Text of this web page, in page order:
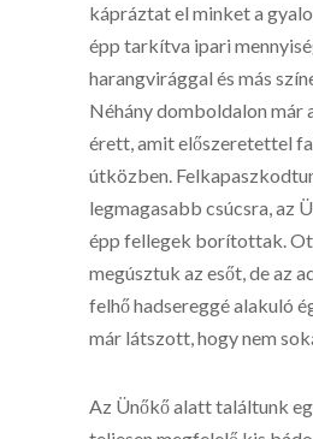
kápráztat el minket a
épp tarkítva ipari
harangvirággal és más
Néhány domboldalon már
érett, amit előszeretettel
útközben.
legmagasabb csúcsra, az
épp fellegek borítottak.
megúsztuk az esőt, de az
felhő hadsereggé alakuló
már látszott, hogy nem
Az Ünőkő alatt találtunk